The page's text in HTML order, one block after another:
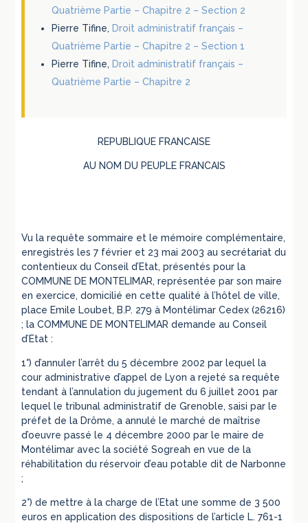
Quatrième Partie – Chapitre 2 – Section 2
Pierre Tifine, Droit administratif français –
Quatrième Partie – Chapitre 2 – Section 1
Pierre Tifine, Droit administratif français –
Quatrième Partie – Chapitre 2
REPUBLIQUE FRANCAISE
AU NOM DU PEUPLE FRANCAIS
Vu la requête sommaire et le mémoire complémentaire,
enregistrés les 7 février et 23 mai 2003 au secrétariat du
contentieux du Conseil d’Etat, présentés pour la
COMMUNE DE MONTELIMAR, représentée par son maire
en exercice, domicilié en cette qualité à l’hôtel de ville,
place Emile Loubet, B.P. 279 à Montélimar Cedex (26216)
; la COMMUNE DE MONTELIMAR demande au Conseil
d’Etat :
1°) d’annuler l’arrêt du 5 décembre 2002 par lequel la
cour administrative d’appel de Lyon a rejeté sa requête
tendant à l’annulation du jugement du 6 juillet 2001 par
lequel le tribunal administratif de Grenoble, saisi par le
préfet de la Drôme, a annulé le marché de maîtrise
d’oeuvre passé le 4 décembre 2000 par le maire de
Montélimar avec la société Sogreah en vue de la
réhabilitation du réservoir d’eau potable dit de Narbonne
;
2°) de mettre à la charge de l’Etat une somme de 3 500
euros en application des dispositions de l’article L. 761-1